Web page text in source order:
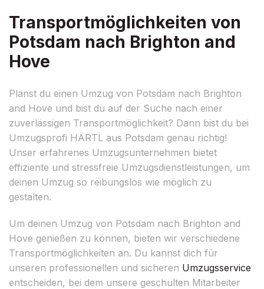
Transportmöglichkeiten von
Potsdam nach Brighton and
Hove
Planst du einen Umzug von Potsdam nach Brighton
and Hove und bist du auf der Suche nach einer
zuverlässigen Transportmöglichkeit? Dann bist du bei
Umzugsprofi HÄRTL aus Potsdam genau richtig!
Unser erfahrenes Umzugsunternehmen bietet
effiziente und stressfreie Umzugsdienstleistungen, um
deinen Umzug so reibungslos wie möglich zu
gestalten.
Um deinen Umzug von Potsdam nach Brighton and
Hove genießen zu können, bieten wir verschiedene
Transportmöglichkeiten an. Du kannst dich für
unseren professionellen und sicheren Umzugsservice
entscheiden, bei dem unsere geschulten Mitarbeiter